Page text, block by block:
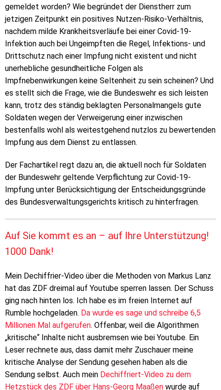
gemeldet worden? Wie begründet der Dienstherr zum
jetzigen Zeitpunkt ein positives Nutzen-Risiko-Verhältnis,
nachdem milde Krankheitsverläufe bei einer Covid-19-
Infektion auch bei Ungeimpften die Regel, Infektions- und
Drittschutz nach einer Impfung nicht existent und nicht
unerhebliche gesundheitliche Folgen als
Impfnebenwirkungen keine Seltenheit zu sein scheinen? Und
es stellt sich die Frage, wie die Bundeswehr es sich leisten
kann, trotz des ständig beklagten Personalmangels gute
Soldaten wegen der Verweigerung einer inzwischen
bestenfalls wohl als weitestgehend nutzlos zu bewertenden
Impfung aus dem Dienst zu entlassen.
Der Fachartikel regt dazu an, die aktuell noch für Soldaten
der Bundeswehr geltende Verpflichtung zur Covid-19-
Impfung unter Berücksichtigung der Entscheidungsgründe
des Bundesverwaltungsgerichts kritisch zu hinterfragen.
Auf Sie kommt es an – auf Ihre Unterstützung!
1000 Dank!
Mein Dechiffrier-Video über die Methoden von Markus Lanz
hat das ZDF dreimal auf Youtube sperren lassen. Der Schuss
ging nach hinten los. Ich habe es im freien Internet auf
Rumble hochgeladen. Da wurde es sage und schreibe 6,5
Millionen Mal aufgerufen. Offenbar, weil die Algorithmen
„kritische“ Inhalte nicht ausbremsen wie bei Youtube. Ein
Leser rechnete aus, dass damit mehr Zuschauer meine
kritische Analyse der Sendung gesehen haben als die
Sendung selbst. Auch mein Dechiffriert-Video zu dem
Hetzstück des ZDF über Hans-Georg Maaßen wurde auf